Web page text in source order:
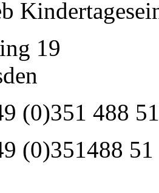
19
(0)351 488
(0)351488 51